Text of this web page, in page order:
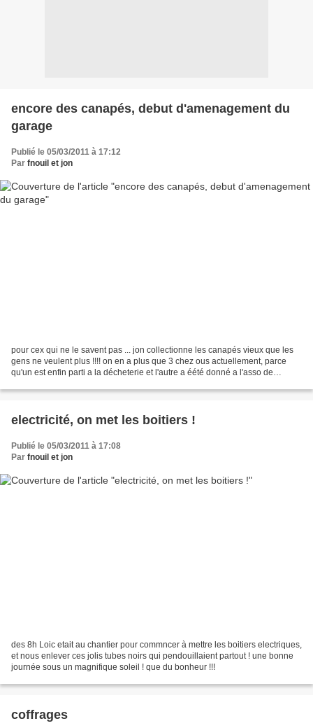
encore des canapés, debut d'amenagement du
garage
Publié le 05/03/2011 à 17:12
Par fnouil et jon
pour cex qui ne le savent pas ... jon collectionne les canapés vieux que les
gens ne veulent plus !!!! on en a plus que 3 chez ous actuellement, parce
qu'un est enfin parti a la décheterie et l'autre a éété donné a l'asso de
electricité, on met les boitiers !
Publié le 05/03/2011 à 17:08
Par fnouil et jon
des 8h Loic etait au chantier pour commncer à mettre les boitiers electriques,
et nous enlever ces jolis tubes noirs qui pendouillaient partout ! une bonne
journée sous un magnifique soleil ! que du bonheur !!!
coffrages